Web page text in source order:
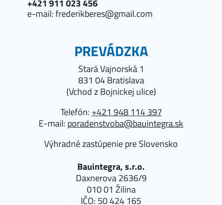
+421 911 023 456
e-mail:frederikberes@gmail.com
PREVÁDZKA
Stará Vajnorská 1
831 04 Bratislava
(Vchod z Bojnickej ulice)
Telefón: +421 948 114 397
E-mail: poradenstvoba@bauintegra.sk
Výhradné zastúpenie pre Slovensko
Bauintegra, s.r.o.
Daxnerova 2636/9
010 01 Žilina
IČO: 50 424 165